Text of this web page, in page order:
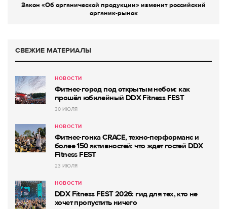
Закон «Об органической продукции» изменит российский
органик-рынок
СВЕЖИЕ МАТЕРИАЛЫ
НОВОСТИ
Фитнес-город под открытым небом: как
прошёл юбилейный DDX Fitness FEST
30 ИЮЛЯ
НОВОСТИ
Фитнес-гонка CRACE, техно-перформанс и
более 150 активностей: что ждет гостей DDX
Fitness FEST
23 ИЮЛЯ
НОВОСТИ
DDX Fitness FEST 2026: гид для тех, кто не
хочет пропустить ничего